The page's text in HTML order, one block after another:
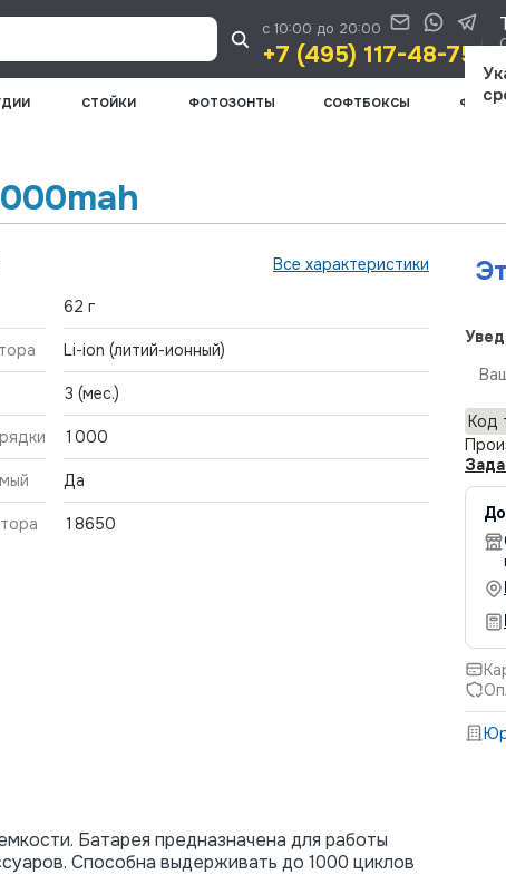
с 10:00 до 20:00
+7 (495) 117-48-75
СТОЙКИ ФОТОЗОНТЫ СОФТБОКСЫ
Все характеристики
62 г
Li-ion (литий-ионный)
3 (мес.)
1000
Да
18650
Код
Батарея предназначена для работы
Способна выдерживать до 1000 циклов